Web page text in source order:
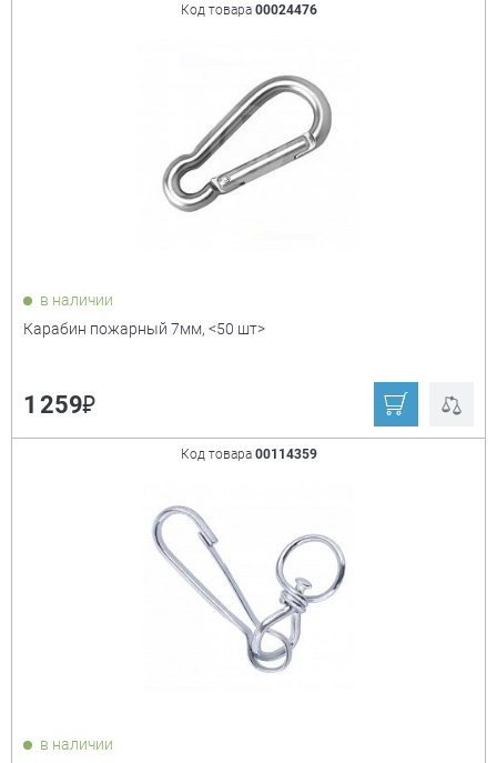
Код товара 00024476
в наличии
Карабин пожарный 7мм, <50 шт>
1 259₽
Код товара 00114359
в наличии